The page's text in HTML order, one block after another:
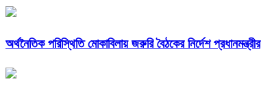
অর্থনৈতিক পরিস্থিতি মোকাবিলায় জরুরি বৈঠকের নির্দেশ প্রধানমন্ত্রীর